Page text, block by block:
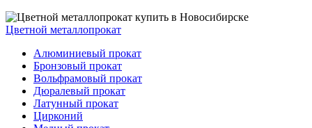
Цветной металлопрокат
Алюминиевый прокат
Бронзовый прокат
Вольфрамовый прокат
Дюралевый прокат
Латунный прокат
Цирконий